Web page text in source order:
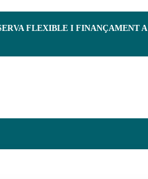
FLEXIBLE I FINANÇAMENT